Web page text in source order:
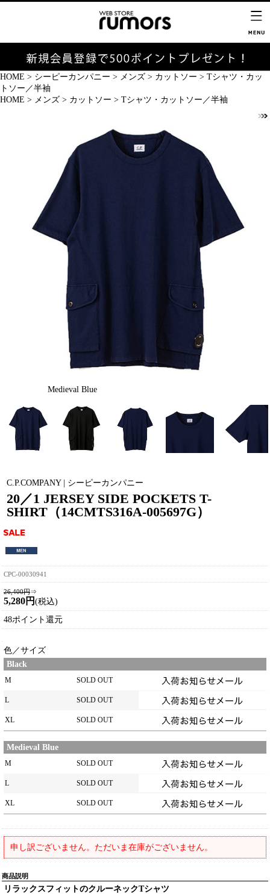
HOME > シーピーカンパニー > メンズ > カットソー > Tシャツ・カッ
トソー／半袖
HOME > メンズ > カットソー > Tシャツ・カットソー／半袖
Medieval Blue
C.P.COMPANY | シーピーカンパニー
20／1 JERSEY SIDE POCKETS T-
SHIRT（14CMTS316A-005697G）
CPC-00030941
26,400円⇒
5,280円 (税込)
48ポイント還元
色／サイズ
Black
M SOLD OUT
L SOLD OUT
XL SOLD OUT
Medieval Blue
M SOLD OUT
L SOLD OUT
XL SOLD OUT
申し訳ございません。ただいま在庫がございません。
商品説明
リラックスフィットのクルーネックTシャツ